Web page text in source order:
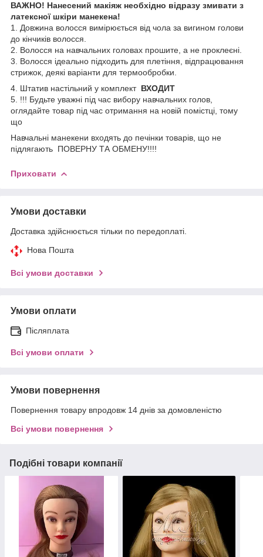
ВАЖНО! Нанесений макіяж необхідно відразу змивати з
латексної шкіри манекена!
1. Довжина волосся вимірюється від чола за вигином голови
до кінчиків волосся.
2. Волосся на навчальних головах прошите, а не проклеєні.
3. Волосся ідеально підходить для плетіння, відпрацювання
стрижок, деякі варіанти для термообробки.
4. Штатив настільний у комплектВХОДИТ
5. !!! Будьте уважні під час вибору навчальних голов,
оглядайте товар під час отримання на новій помістці, тому
що
Навчальні манекени входять до печінки товарів, що не
підлягають ПОВЕРНУ ТА ОБМЕНУ!!!!
Приховати
Умови доставки
Доставка здійснюється тільки по передоплаті.
Нова Пошта
Всі умови доставки
Умови оплати
Післяплата
Всі умови оплати
Умови повернення
Повернення товару впродовж 14 днів за домовленістю
Всі умови повернення
Подібні товари компанії